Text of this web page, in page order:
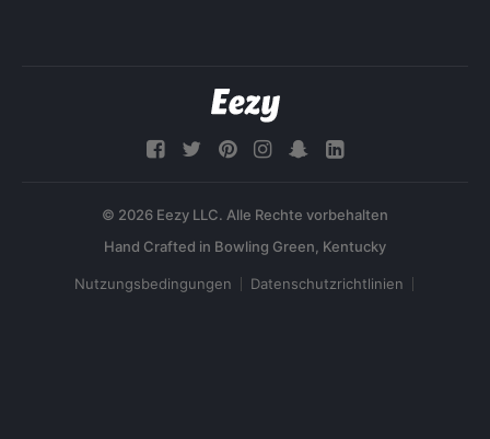
© 2026 Eezy LLC. Alle Rechte vorbehalten
Nutzungsbedingungen Datenschutzrichtlinien